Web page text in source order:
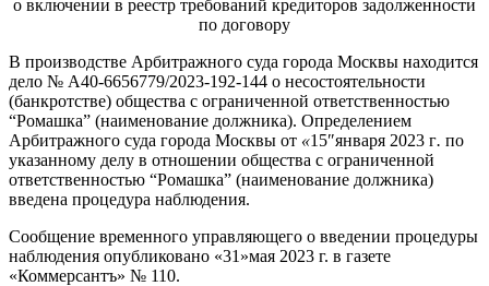
о включении в реестр требований кредиторов задолженности
по договору
В производстве Арбитражного суда города Москвы находится
дело № А40-6656779/2023-192-144 о несостоятельности
(банкротстве) общества с ограниченной ответственностью
“Ромашка” (наименование должника). Определением
Арбитражного суда города Москвы от «15″января 2023 г. по
указанному делу в отношении общества с ограниченной
ответственностью “Ромашка” (наименование должника)
введена процедура наблюдения.
Сообщение временного управляющего о введении процедуры
наблюдения опубликовано «31»мая 2023 г. в газете
«Коммерсантъ» № 110.